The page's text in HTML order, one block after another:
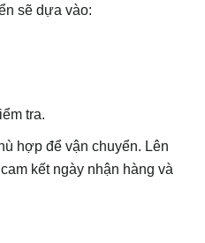
sẽ dựa vào:
tra.
hợp để vận chuyển. Lên
kết ngày nhận hàng và